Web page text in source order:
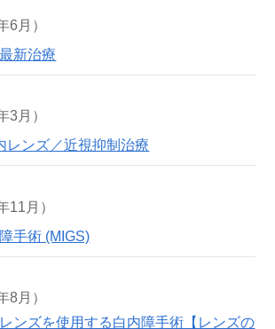
6月）
新治療
3月）
レンズ／近視抑制治療
11月）
手術 (MIGS)
8月）
ンズを使用する白内障手術【レンズの